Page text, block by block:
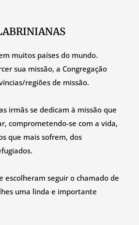
muitos países do mundo.
sua missão, a Congregação
regiões de missão.
irmãs se dedicam à missão que
comprometendo-se com a vida,
que mais sofrem, dos
escolheram seguir o chamado de
uma linda e importante